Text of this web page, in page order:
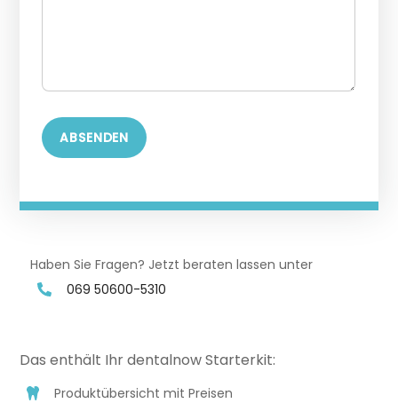
Haben Sie Fragen? Jetzt beraten lassen unter
069 50600-5310
Das enthält Ihr dentalnow Starterkit:
Produktübersicht mit Preisen